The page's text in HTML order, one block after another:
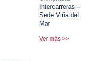
Intercarreras –
Sede Viña del
Mar
Ver más >>